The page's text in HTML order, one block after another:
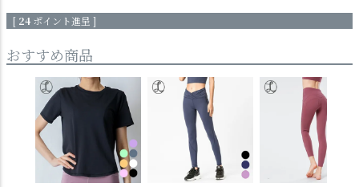
[ 24 ポイント進呈 ]
おすすめ商品